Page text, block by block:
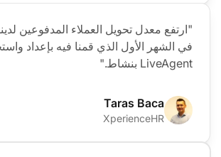
في الشهر الأول الذي قمنا فيه بإعداد
LiveAgent بنشاط."
Taras Baca
XperienceHR